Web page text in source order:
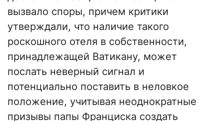
вызвало споры, причем критики
утверждали, что наличие такого
роскошного отеля в собственности,
принадлежащей Ватикану, может
послать неверный сигнал и
потенциально поставить в неловкое
положение, учитывая неоднократные
призывы папы Франциска создать